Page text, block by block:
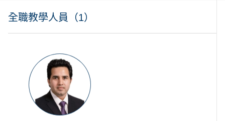
全職教學人員（1）